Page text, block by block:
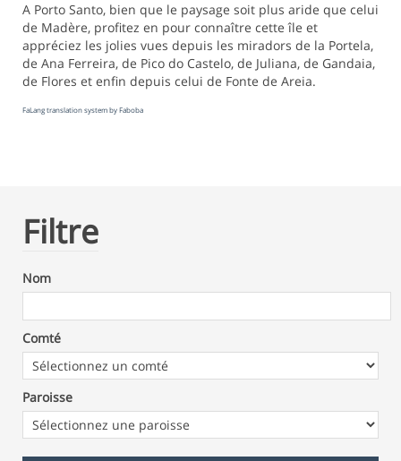
A Porto Santo, bien que le paysage soit plus aride que celui
de Madère, profitez en pour connaître cette île et
appréciez les jolies vues depuis les miradors de la Portela,
de Ana Ferreira, de Pico do Castelo, de Juliana, de Gandaia,
de Flores et enfin depuis celui de Fonte de Areia.
FaLang translation system by Faboba
Filtre
Nom
Comté
Paroisse